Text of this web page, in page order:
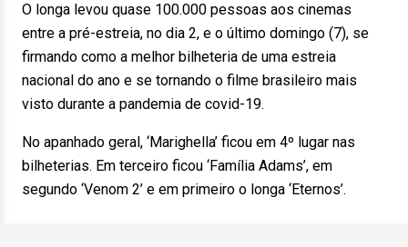
O longa levou quase 100.000 pessoas aos cinemas
entre a pré-estreia, no dia 2, e o último domingo (7), se
firmando como a melhor bilheteria de uma estreia
nacional do ano e se tornando o filme brasileiro mais
visto durante a pandemia de covid-19.
No apanhado geral, ‘Marighella’ ficou em 4º lugar nas
bilheterias. Em terceiro ficou ‘Família Adams’, em
segundo ‘Venom 2’ e em primeiro o longa ‘Eternos’.